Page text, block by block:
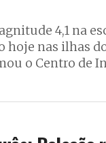
4,1 na
nas ilhas
o Centro de